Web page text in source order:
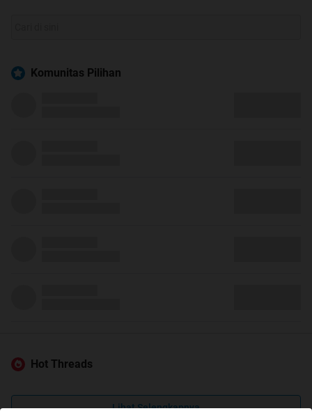
Komunitas Pilihan
Hot Threads
Lihat Selengkapnya